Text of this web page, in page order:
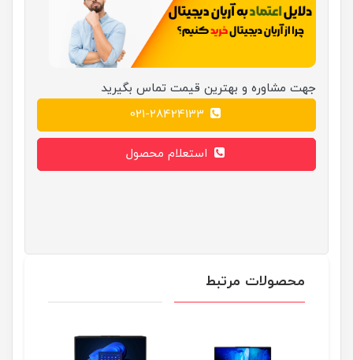
جهت مشاوره و بهترین قیمت تماس بگیرید
محصولات مرتبط